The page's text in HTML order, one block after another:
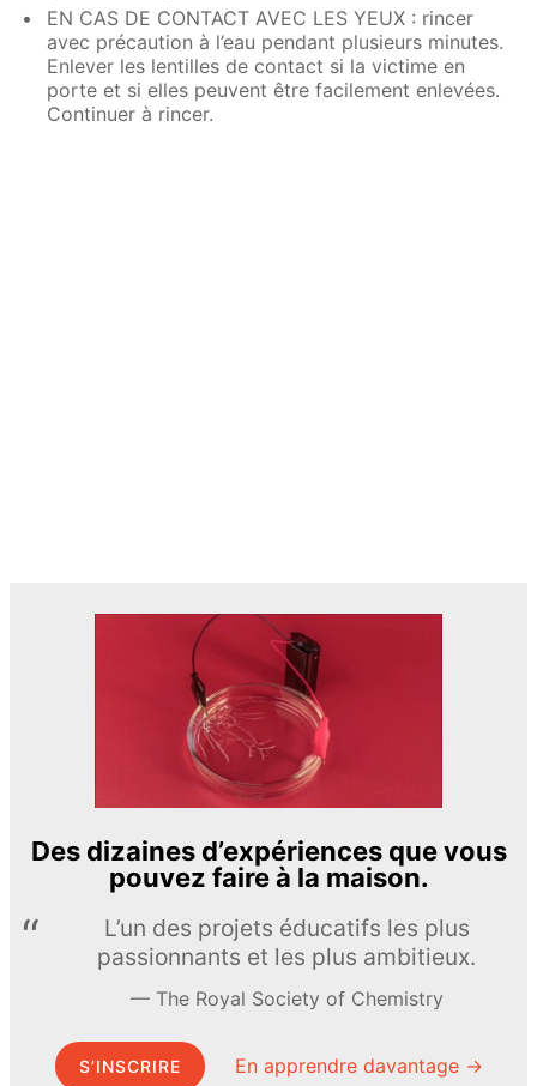
EN CAS DE CONTACT AVEC LES YEUX : rincer
avec précaution à l’eau pendant plusieurs minutes.
Enlever les lentilles de contact si la victime en
porte et si elles peuvent être facilement enlevées.
Continuer à rincer.
Des dizaines d’expériences que vous
pouvez faire à la maison.
L’un des projets éducatifs les plus
passionnants et les plus ambitieux.
The Royal Society of Chemistry
S’INSCRIRE En apprendre davantage →